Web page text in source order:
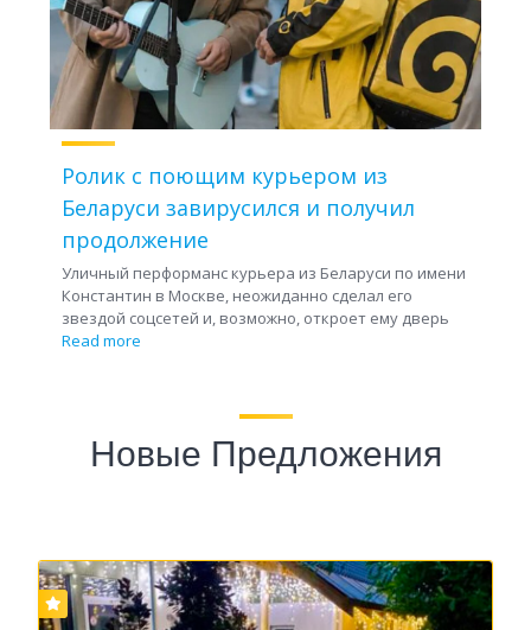
Ролик с поющим курьером из
Беларуси завирусился и получил
продолжение
Уличный перформанс курьера из Беларуси по имени
Константин в Москве, неожиданно сделал его
звездой соцсетей и, возможно, откроет ему дверь
Read more
Новые Предложения